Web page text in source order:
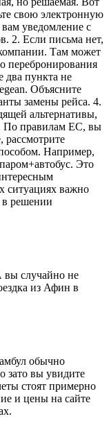
свою электронную
уведомление с
2. Если письма нет,
Там может
перебронирования
два пункта не
Объясните
замены рейса. 4.
альтернативы,
По правилам ЕС, вы
рассмотрите
Например,
Это
ситуациях важно
в решении
вы случайно не
из Афин в
обычно
зато вы увидите
стоят примерно
и цены на сайте